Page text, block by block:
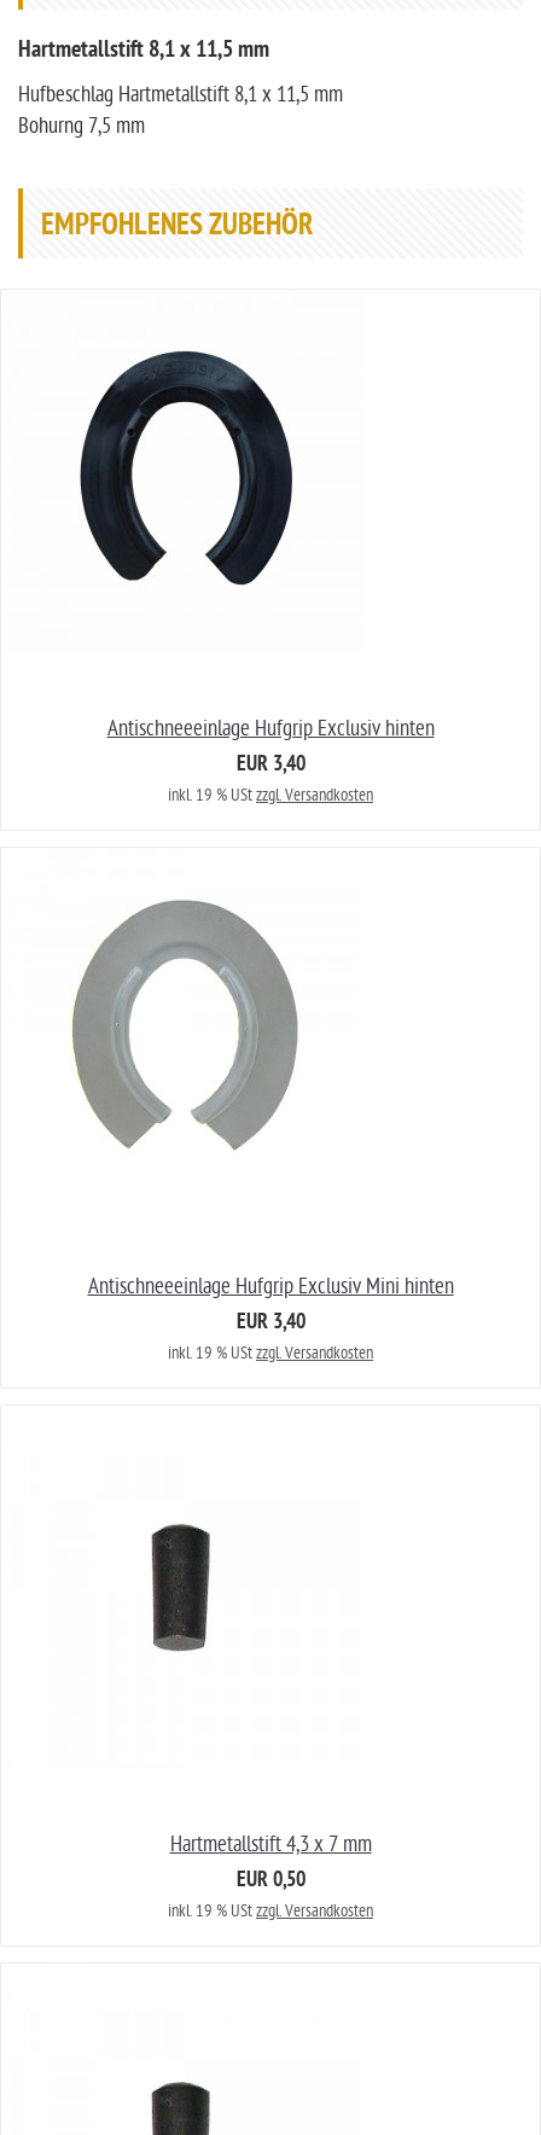
Hartmetallstift 8,1 x 11,5 mm
Hufbeschlag Hartmetallstift 8,1 x 11,5 mm
Bohurng 7,5 mm
EMPFOHLENES ZUBEHÖR
Antischneeeinlage Hufgrip Exclusiv hinten
EUR 3,40
inkl. 19 % UStzzgl. Versandkosten
Antischneeeinlage Hufgrip Exclusiv Mini hinten
EUR 3,40
inkl. 19 % UStzzgl. Versandkosten
Hartmetallstift 4,3 x 7 mm
EUR 0,50
inkl. 19 % UStzzgl. Versandkosten